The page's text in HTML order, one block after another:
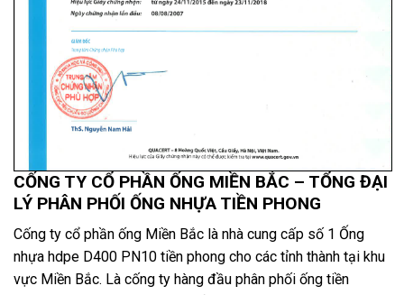
CỐNG TY CỔ PHẦN ỐNG MIỀN BẮC – TỔNG ĐẠI
LÝ PHÂN PHỐI ỐNG NHỰA TIỀN PHONG
Cống ty cổ phần ống Miền Bắc là nhà cung cấp số 1 Ống
nhựa hdpe D400 PN10 tiền phong cho các tỉnh thành tại khu
vực Miền Bắc. Là cống ty hàng đầu phân phối ống tiền